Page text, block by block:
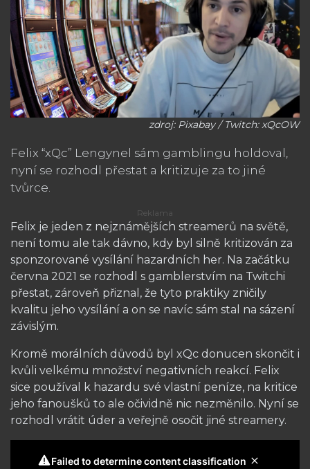
zdroj: Pixabay / Twitch: xQcOW
Felix “xQc” Lengynel sám gamblingu holdoval,
nyní se rozhodl přestat a kritizuje za to jiné
tvůrce.
Felix je jeden z nejznámějších streamerů na světě,
není tomu ale tak dávno, kdy byl silně kritizován za
sponzorované vysílání hazardních her. Na začátku
června 2021 se rozhodl s gamblerstvím na Twitchi
přestat, zároveň přiznal, že tyto praktiky zničily
kvalitu jeho vysílání a on se navíc sám stal na sázení
závislým.
Kromě morálních důvodů byl xQc donucen skončit i
kvůli velkému množství negativních reakcí. Felix
sice používal k hazardu své vlastní peníze, na kritice
jeho fanoušků to ale očividně nic nezměnilo. Nyní se
rozhodl vrátit úder a veřejně osočit jiné streamery.